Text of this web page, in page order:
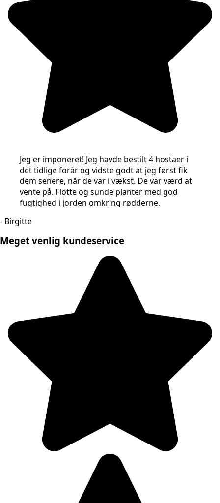
Jeg er imponeret! Jeg havde bestilt 4 hostaer i
det tidlige forår og vidste godt at jeg først fik
dem senere, når de var i vækst. De var værd at
vente på. Flotte og sunde planter med god
fugtighed i jorden omkring rødderne.
- Birgitte
Meget venlig kundeservice